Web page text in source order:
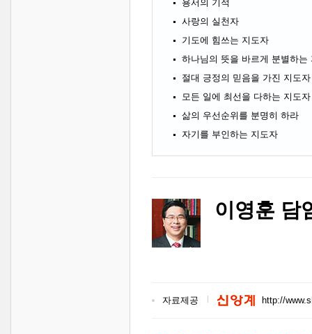
용서의 기적
사랑의 실천자
기도에 힘쓰는 지도자
하나님의 뜻을 바르게 분별하는
절대 긍정의 믿음을 가진 지도자
모든 일에 최선을 다하는 지도자
삶의 우선순위를 분명히 하라
자기를 부인하는 지도자
이영훈 담
자료제공 http://